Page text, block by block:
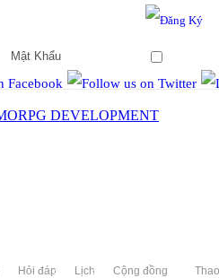
Hỏi đáp Lịch Cộng đồng